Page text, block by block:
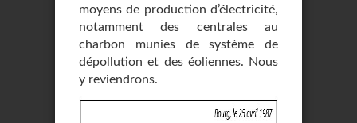
moyens de production d’électricité,
notamment des centrales au
charbon munies de système de
dépollution et des éoliennes. Nous
y reviendrons.